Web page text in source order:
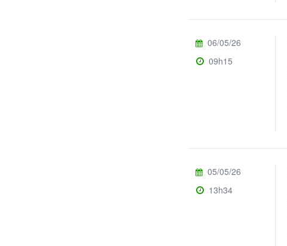
06/05/26
09h15
05/05/26
13h34